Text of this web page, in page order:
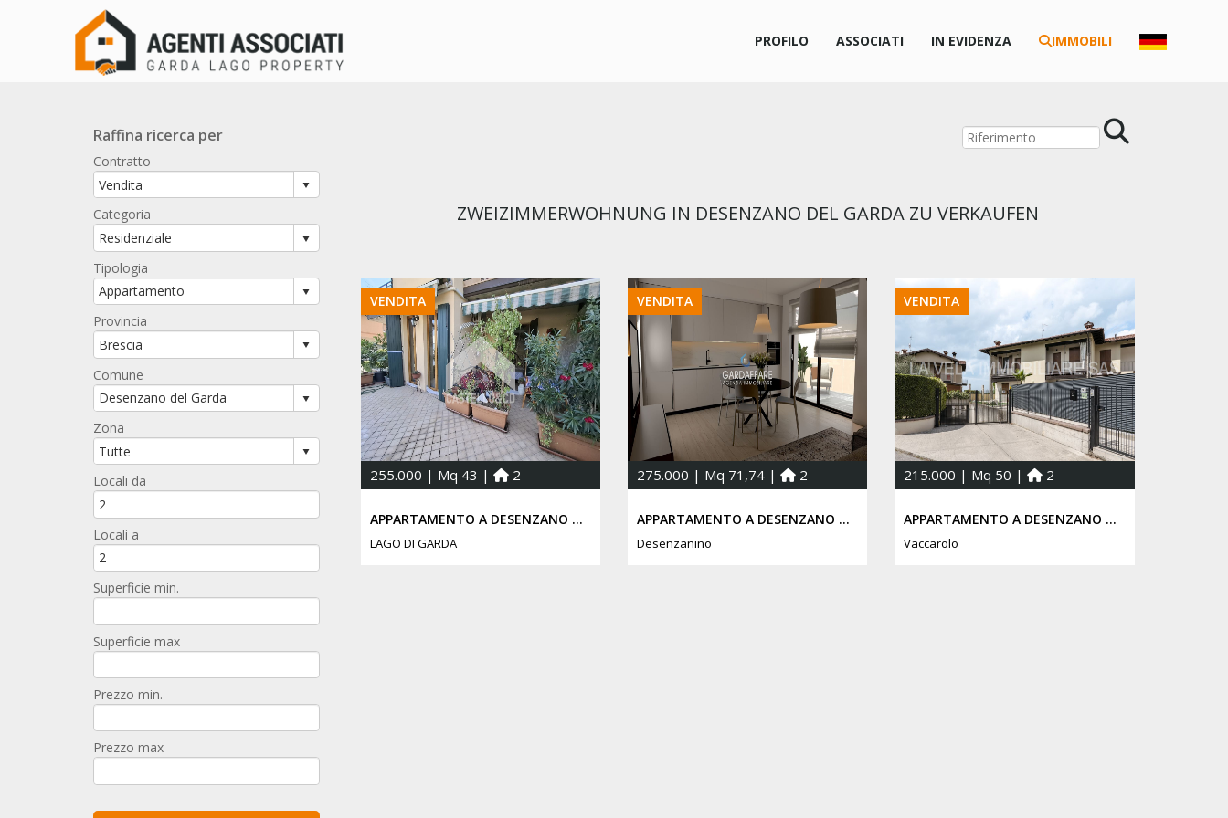
PROFILO ASSOCIATI IN EVIDENZA IMMOBILI
ZWEIZIMMERWOHNUNG IN DESENZANO DEL GARDA ZU VERKAUFEN
VENDITA
255.000 | Mq 43 | 2
APPARTAMENTO A DESENZANO DEL GARDA
LAGO DI GARDA
VENDITA
275.000 | Mq 71,74 | 2
APPARTAMENTO A DESENZANO DEL GARDA
Desenzanino
VENDITA
215.000 | Mq 50 | 2
APPARTAMENTO A DESENZANO DEL GARDA
Vaccarolo
Raffina ricerca per
Contratto
Categoria
Tipologia
Provincia
Comune
Zona
Locali da
Locali a
Superficie min.
Superficie max
Prezzo min.
Prezzo max